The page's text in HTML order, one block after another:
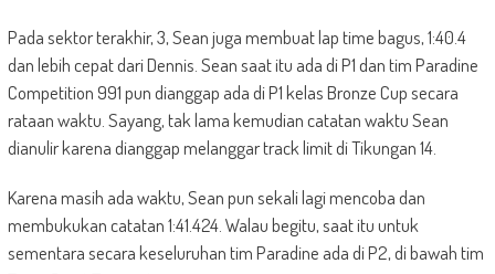
Pada sektor terakhir, 3, Sean juga membuat lap time bagus, 1:40.4
dan lebih cepat dari Dennis. Sean saat itu ada di P1 dan tim Paradine
Competition 991 pun dianggap ada di P1 kelas Bronze Cup secara
rataan waktu. Sayang, tak lama kemudian catatan waktu Sean
dianulir karena dianggap melanggar track limit di Tikungan 14.
Karena masih ada waktu, Sean pun sekali lagi mencoba dan
membukukan catatan 1:41.424. Walau begitu, saat itu untuk
sementara secara keseluruhan tim Paradine ada di P2, di bawah tim